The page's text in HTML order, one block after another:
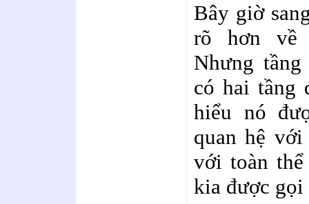
Bây giờ
rõ hơn về
Nhưng
có hai tầng
hiểu nó
quan hệ
với toàn
kia được gọi